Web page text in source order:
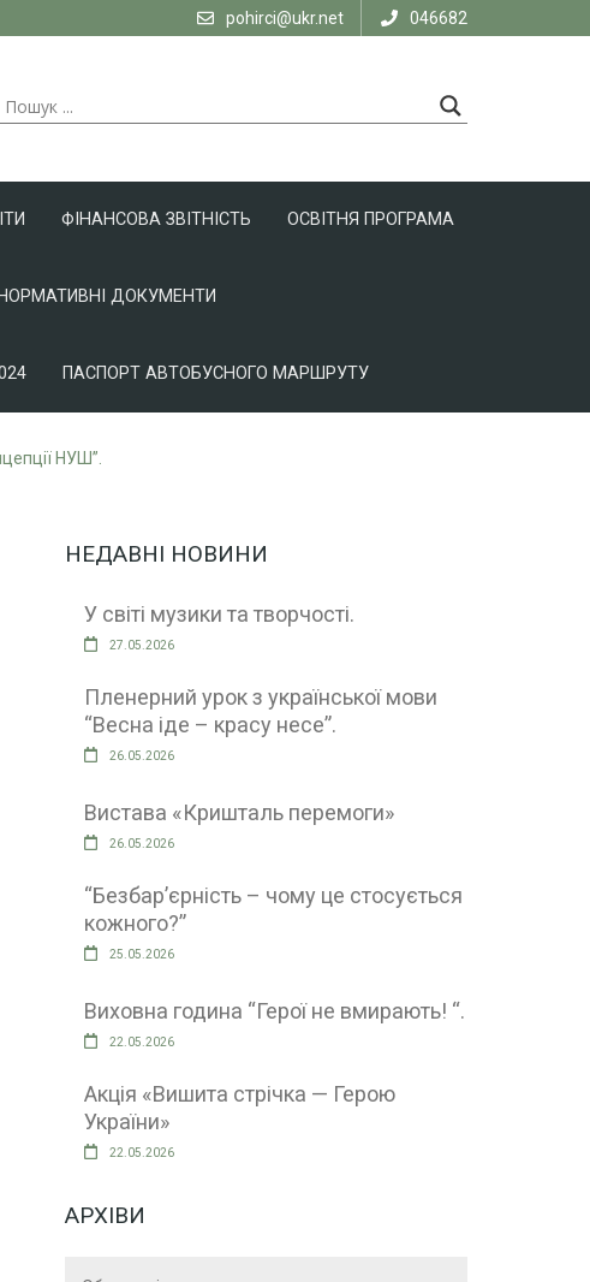
pohirci@ukr.net 046682
ФІНАНСОВА ЗВІТНІСТЬ ОСВІТНЯ ПРОГРАМА
НОРМАТИВНІ ДОКУМЕНТИ
ПАСПОРТ АВТОБУСНОГО МАРШРУТУ
НУШ”.
НЕДАВНІ НОВИНИ
У світі музики та творчості.
27.05.2026
Пленерний урок з української мови
“Весна іде – красу несе”.
26.05.2026
Вистава «Кришталь перемоги»
26.05.2026
“Безбар’єрність – чому це стосується
кожного?”
25.05.2026
Виховна година “Герої не вмирають! “.
22.05.2026
Акція «Вишита стрічка — Герою
України»
22.05.2026
АРХІВИ